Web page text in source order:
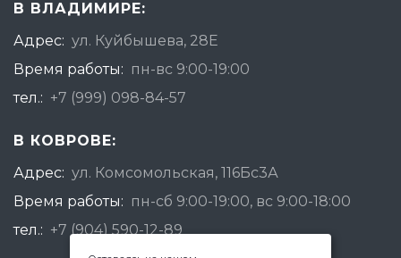
В ВЛАДИМИРЕ:
Адрес: ул. Куйбышева, 28Е
Время работы: пн-вс 9:00-19:00
тел.: +7 (999) 098-84-57
В КОВРОВЕ:
Адрес: ул. Комсомольская, 116Бс3А
Время работы: пн-сб 9:00-19:00, вс 9:00-18:00
тел.: +7 (904) 590-12-89